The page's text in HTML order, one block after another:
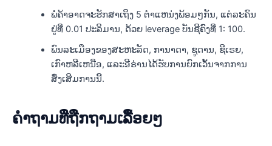
ພໍ່ຄ້າອາດຈະຮັກສາເຖິງ 5 ຕໍາແຫນ່ງພ້ອມໆກັນ, ແຕ່ລະຄົນ
ຢູ່ທີ່ 0.01 ປະລິມານ, ດ້ວຍ leverage ບັນຊີຄົງທີ່ 1: 100.
ພົນລະເມືອງຂອງສະຫະລັດ, ການາດາ, ຊູດານ, ຊີເຣຍ,
ເກົາຫລີເຫນືອ, ແລະອີຣ່ານໄດ້ຮັບການຍົກເວັ້ນຈາກການ
ສົ່ງເສີມການນີ້.
ຄໍາ​ຖາມ​ທີ່​ຖືກ​ຖາມ​ເລື້ອຍໆ